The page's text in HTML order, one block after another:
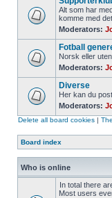
Alt som har
komme med
Moderators:
Fotball
Norsk eller
Moderators:
Diverse
Her kan du
Moderators:
Delete all board cookies |
Board index
Who is online
In total there
Most users